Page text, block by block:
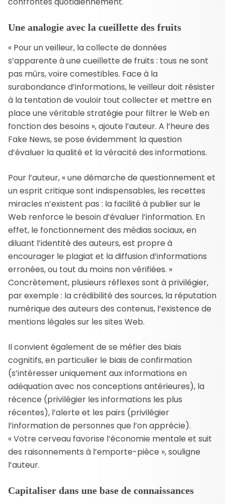
Une analogie avec la cueillette des fruits
« Pour un veilleur, la collecte de données
s’apparente à une cueillette de fruits : tous ne sont
pas mûrs, voire comestibles. Face à la
surabondance d’informations, le veilleur doit résister
à la tentation de vouloir tout collecter et mettre en
place une véritable stratégie pour filtrer le Web en
fonction des besoins », ajoute l’auteur. A l’heure des
Fake News, se pose évidemment la question
d’évaluer la qualité et la véracité des informations.
Pour l’auteur, « une démarche de questionnement et
un esprit critique sont indispensables, les recettes
miracles n’existent pas : la facilité à publier sur le
Web renforce le besoin d’évaluer l’information. En
effet, le fonctionnement des médias sociaux, en
diluant l’identité des auteurs, est propre à
encourager le plagiat et la diffusion d’informations
erronées, ou tout du moins non vérifiées. »
Concrètement, plusieurs réflexes sont à privilégier,
par exemple : la crédibilité des sources, la réputation
numérique des auteurs des contenus, l’existence de
mentions légales sur les sites Web.
Il convient également de se méfier des biais
cognitifs, en particulier le biais de confirmation
(s’intéresser uniquement aux informations en
adéquation avec nos conceptions antérieures), la
récence (privilégier les informations les plus
récentes), l’alerte et les pairs (privilégier
l’information de personnes que l’on apprécie).
« Votre cerveau favorise l’économie mentale et suit
des raisonnements à l’emporte-pièce », souligne
l’auteur.
Capitaliser dans une base de connaissances